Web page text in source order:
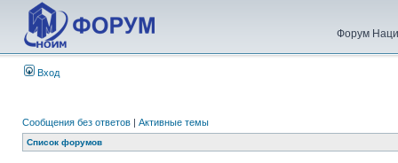
Форум
Вход
Сообщения без ответов | Активные темы
Список форумов